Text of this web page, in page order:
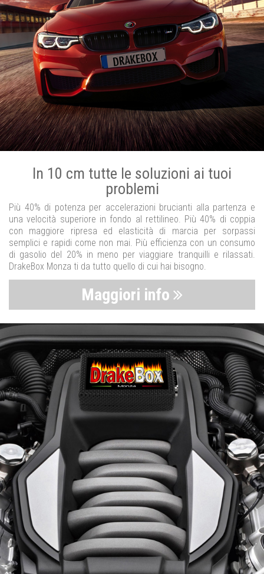
In 10 cm tutte le soluzioni ai tuoi
problemi
Più 40% di potenza per accelerazioni brucianti alla partenza e
una velocità superiore in fondo al rettilineo. Più 40% di coppia
con maggiore ripresa ed elasticità di marcia per sorpassi
semplici e rapidi come non mai. Più efficienza con un consumo
di gasolio del 20% in meno per viaggiare tranquilli e rilassati.
DrakeBox Monza ti da tutto quello di cui hai bisogno.
Maggiori info